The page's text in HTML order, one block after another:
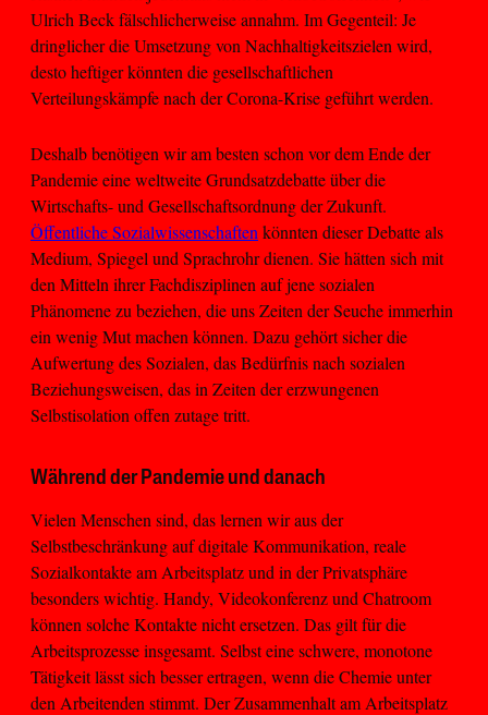
Ulrich Beck fälschlicherweise annahm. Im Gegenteil: Je
dringlicher die Umsetzung von Nachhaltigkeitszielen wird,
desto heftiger könnten die gesellschaftlichen
Verteilungskämpfe nach der Corona-Krise geführt werden.
Deshalb benötigen wir am besten schon vor dem Ende der
Pandemie eine weltweite Grundsatzdebatte über die
Wirtschafts- und Gesellschaftsordnung der Zukunft.
Öffentliche Sozialwissenschaften könnten dieser Debatte als
Medium, Spiegel und Sprachrohr dienen. Sie hätten sich mit
den Mitteln ihrer Fachdisziplinen auf jene sozialen
Phänomene zu beziehen, die uns Zeiten der Seuche immerhin
ein wenig Mut machen können. Dazu gehört sicher die
Aufwertung des Sozialen, das Bedürfnis nach sozialen
Beziehungsweisen, das in Zeiten der erzwungenen
Selbstisolation offen zutage tritt.
Während der Pandemie und danach
Vielen Menschen sind, das lernen wir aus der
Selbstbeschränkung auf digitale Kommunikation, reale
Sozialkontakte am Arbeitsplatz und in der Privatsphäre
besonders wichtig. Handy, Videokonferenz und Chatroom
können solche Kontakte nicht ersetzen. Das gilt für die
Arbeitsprozesse insgesamt. Selbst eine schwere, monotone
Tätigkeit lässt sich besser ertragen, wenn die Chemie unter
den Arbeitenden stimmt. Der Zusammenhalt am Arbeitsplatz